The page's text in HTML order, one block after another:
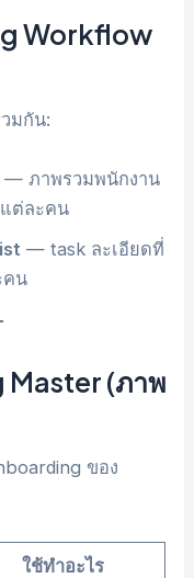
Workflow
มกัน:
— ภาพรวมพนักงาน
ต่ละคน
— task ละเอียดที่
คน
Master (ภาพ
ของ
ใช้ทำอะไร